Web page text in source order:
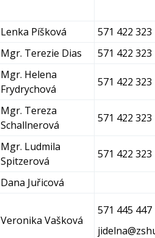
Lenka Píšková
571 422 323
Mgr. Terezie Dias 571 422 323
Mgr. Helena
Frydrychová
571 422 323
Mgr. Tereza
Schallnerová
571 422 323
Mgr. Ludmila
Spitzerová
571 422 323
Dana Juřicová
Veronika Vašková
571 445 447